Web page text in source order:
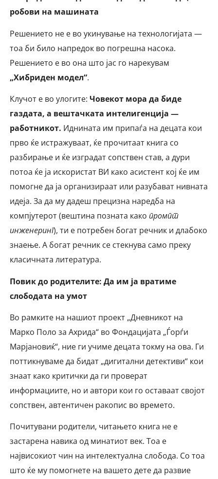
робови на машината
Решението не е во укинување на технологијата —
тоа би било напредок во погрешна насока.
Решението е во она што јас го нарекувам
„Хибриден модел“.
Клучот е во улогите: Човекот мора да биде
газдата, а вештачката интелигенција —
работникот. Иднината им припаѓа на децата кои
прво ќе истражуваат, ќе прочитаат книга со
разбирање и ќе изградат сопствен став, а дури
потоа ќе ја искористат ВИ како асистент кој ќе им
помогне да ја организираат или разубават нивната
идеја. За да му дадеш прецизна наредба на
компјутерот (вештина позната како промпт
инженеринг), ти е потребен богат речник и длабоко
знаење. А богат речник се стекнува само преку
класичната литература.
Повик до родителите: Да им ја вратиме
слободата на умот
Во рамките на нашиот проект „Дневникот на
Марко Поло за Ахрида“ во Фондацијата „Ѓорѓи
Марјановиќ“, ние ги учиме децата токму на ова. Ги
поттикнуваме да бидат „дигитални детективи“ кои
знаат како критички да ги проверат
информациите, но и автори кои го оставаат својот
сопствен, автентичен ракопис во времето.
Почитувани родители, читањето книга не е
застарена навика од минатиот век. Тоа е
највисокиот чин на интелектуална слобода. Со тоа
што ќе му помогнете на вашето дете да развие